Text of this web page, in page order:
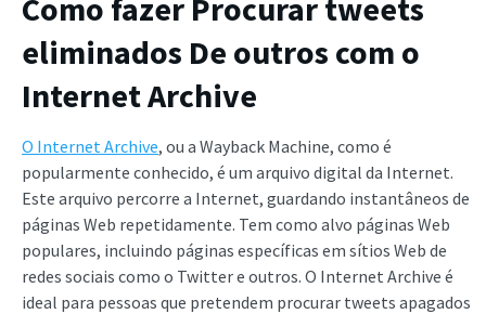
Como fazer Procurar tweets
eliminados De outros com o
Internet Archive
O Internet Archive, ou a Wayback Machine, como é
popularmente conhecido, é um arquivo digital da Internet.
Este arquivo percorre a Internet, guardando instantâneos de
páginas Web repetidamente. Tem como alvo páginas Web
populares, incluindo páginas específicas em sítios Web de
redes sociais como o Twitter e outros. O Internet Archive é
ideal para pessoas que pretendem procurar tweets apagados